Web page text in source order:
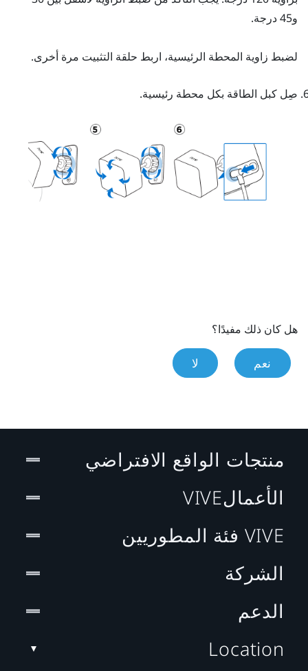
و45 درجة.
لضبط زاوية المحطة الرئيسية، اربط حلقة التثبيت مرة أخرى.
صِل كبل الطاقة بكل محطة رئيسية.
هل كان ذلك مفيدًا؟
نعم لا
منتجات الواقع الافتراضي
الأعمالVIVE
VIVE فئة المطوريين
الشركة
الدعم
Location